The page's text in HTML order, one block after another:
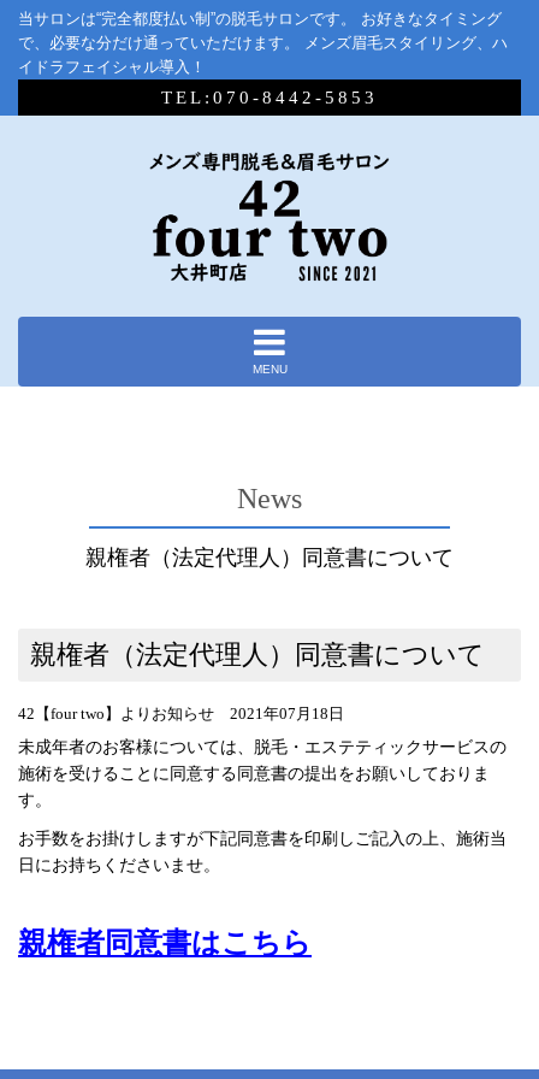
当サロンは“完全都度払い制”の脱毛サロンです。 お好きなタイミング
で、必要な分だけ通っていただけます。 メンズ眉毛スタイリング、ハ
イドラフェイシャル導入！
TEL:070-8442-5853
MENU
News
親権者（法定代理人）同意書について
親権者（法定代理人）同意書について
42【four two】よりお知らせ 2021年07月18日
未成年者のお客様については、脱毛・エステティックサービスの
施術を受けることに同意する同意書の提出をお願いしておりま
す。
お手数をお掛けしますが下記同意書を印刷しご記入の上、施術当
日にお持ちくださいませ。
親権者同意書はこちら